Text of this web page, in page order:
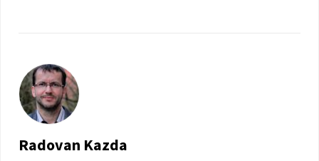
Radovan Kazda